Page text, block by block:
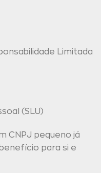
Limitada
(SLU)
CNPJ pequeno já
para si e